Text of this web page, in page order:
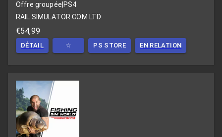
Offre groupée PS4
RAIL SIMULATOR.COM LTD
€54,99
DÉTAIL ☆ PS STORE EN RELATION